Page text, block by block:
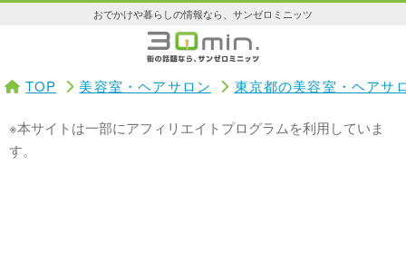
おでかけや暮らしの情報なら、サンゼロミニッツ
TOP 美容室・ヘアサロン 東京都の美容室・ヘアサ
※本サイトは一部にアフィリエイトプログラムを利用していま
す。